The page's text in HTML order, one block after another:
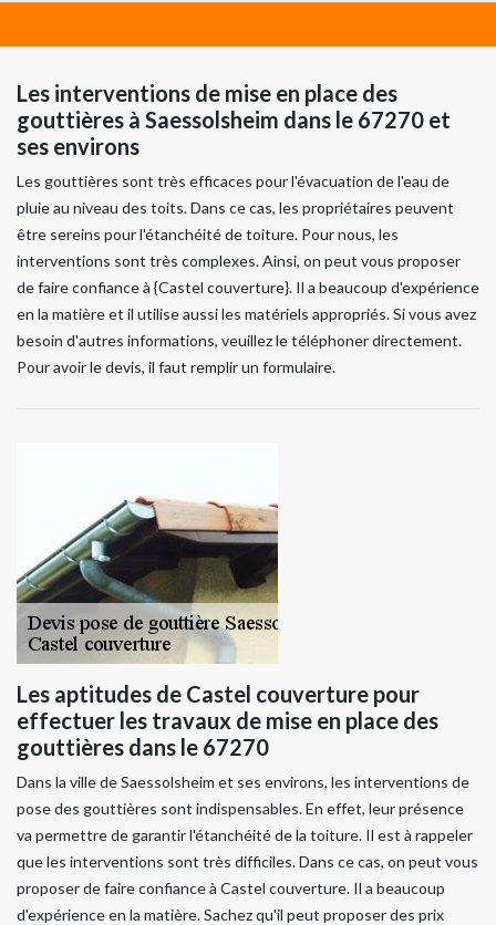
Les interventions de mise en place des
gouttières à Saessolsheim dans le 67270 et
ses environs
Les gouttières sont très efficaces pour l'évacuation de l'eau de
pluie au niveau des toits. Dans ce cas, les propriétaires peuvent
être sereins pour l'étanchéité de toiture. Pour nous, les
interventions sont très complexes. Ainsi, on peut vous proposer
de faire confiance à {Castel couverture}. Il a beaucoup d'expérience
en la matière et il utilise aussi les matériels appropriés. Si vous avez
besoin d'autres informations, veuillez le téléphoner directement.
Pour avoir le devis, il faut remplir un formulaire.
Les aptitudes de Castel couverture pour
effectuer les travaux de mise en place des
gouttières dans le 67270
Dans la ville de Saessolsheim et ses environs, les interventions de
pose des gouttières sont indispensables. En effet, leur présence
va permettre de garantir l'étanchéité de la toiture. Il est à rappeler
que les interventions sont très difficiles. Dans ce cas, on peut vous
proposer de faire confiance à Castel couverture. Il a beaucoup
d'expérience en la matière. Sachez qu'il peut proposer des prix